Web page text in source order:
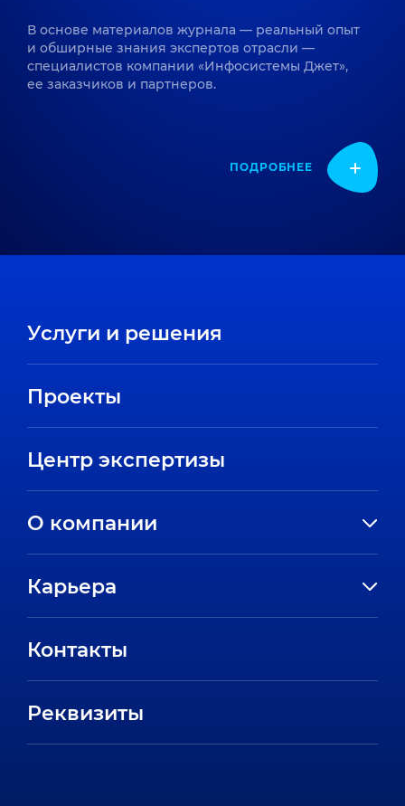
В основе материалов журнала — реальный опыт
и обширные знания экспертов отрасли —
специалистов компании «Инфосистемы Джет»,
ее заказчиков и партнеров.
ПОДРОБНЕЕ
Услуги и решения
Проекты
Центр экспертизы
О компании
Направления
Карьера
Контакты
Реквизиты